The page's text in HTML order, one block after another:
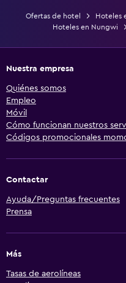
Ofertas de hotel Hoteles
Hoteles en Nungwi
Nuestra empresa
Quiénes somos
Empleo
Móvil
Cómo funcionan nuestros
Códigos promocionales
Contactar
Ayuda/Preguntas frecuentes
Prensa
Más
Tasas de aerolíneas